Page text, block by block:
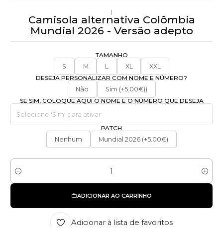
|
Camisola alternativa Colômbia
Mundial 2026 - Versão adepto
TAMANHO
S
M L XL
XXL
DESEJA PERSONALIZAR COM NOME E NÚMERO?
Não
Sim (+5.00€))
SE SIM, COLOQUE AQUI O NOME E O NÚMERO QUE DESEJA
PATCH
Nenhum
Mundial 2026 (+5.00€)
Quantidade
ADICIONAR AO CARRINHO
Adicionar à lista de favoritos